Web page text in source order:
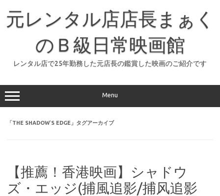
元レンタル店店長まぁく
のＢ級日常映画館
レンタル店で25年勤務した元店長の鑑賞した映画のご紹介です
Menu
「THE SHADOW`S EDGE 」タグアーカイブ
【推薦！香港映画】シャドウ
ズ・エッジ(捕風追影/捕风追影